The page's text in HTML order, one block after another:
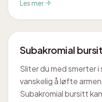
skulderplager, men
betydelig bedring
Optima i Trondheim er
tilbake til en smertefri
Les mer
Subakromial
Sliter du med smerter
vanskelig å løfte
Subakromial bursitt